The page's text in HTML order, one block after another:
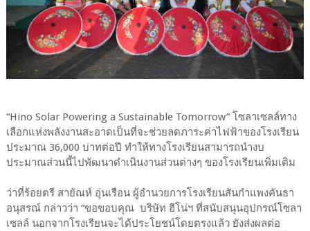
“Hino Solar Powering a Sustainable Tomorrow” โซลาเซลล์ทาง
เลือกแห่งพลังงานสะอาดเป็นที่จะช่วยลดภาระค่าไฟฟ้าของโรงเรียน
ประมาณ 36,000 บาทต่อปี ทำให้ทางโรงเรียนสามารถนำงบ
ประมาณส่วนนี้ไปพัฒนาดำเนินงานส่วนต่างๆ ของโรงเรียนเพิ่มเติม
ว่าที่ร้อยตรี สายัณห์ อุ่นเรือน ผู้อำนวยการโรงเรียนสันกำแพงคันธา
อนุสรณ์ กล่าวว่า “ขอขอบคุณ บริษัท ฮีโน่ฯ ที่สนับสนุนอุปกรณ์โซลา
เซลล์ นอกจากโรงเรียนจะได้ประโยชน์โดยตรงแล้ว ยังส่งผลต่อ